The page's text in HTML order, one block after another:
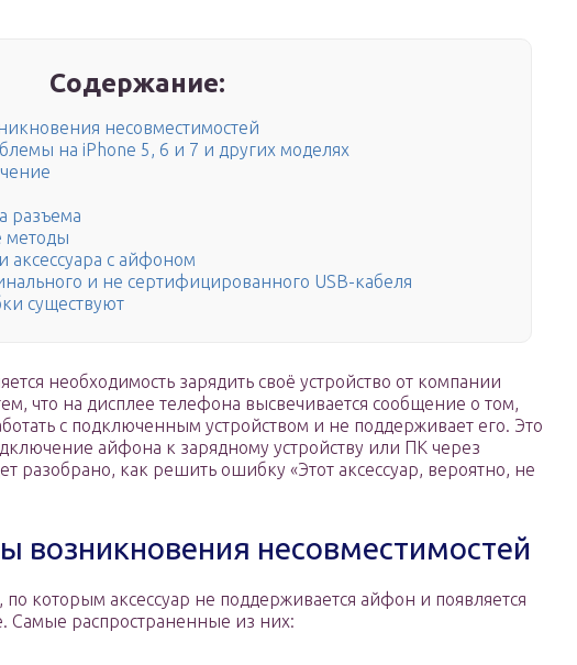
Содержание:
несовместимостей
на iPhone 5, 6 и 7 и других моделях
разъема
методы
аксессуара с айфоном
и не сертифицированного USB-кабеля
существуют
необходимость зарядить своё устройство от компании
что на дисплее телефона высвечивается сообщение о том,
с подключенным устройством и не поддерживает его. Это
айфона к зарядному устройству или ПК через
разобрано, как решить ошибку «Этот аксессуар, вероятно, не
возникновения несовместимостей
которым аксессуар не поддерживается айфон и появляется
Самые распространенные из них: